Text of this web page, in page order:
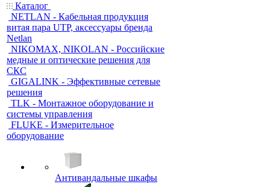
Каталог
NETLAN - Кабельная продукция
витая пара UTP, аксессуары бренда
Netlan
NIKOMAX, NIKOLAN - Российские
медные и оптические решения для
СКС
GIGALINK - Эффективные сетевые
решения
TLK - Монтажное оборудование и
системы управления
FLUKE - Измерительное
оборудование
Антивандальные шкафы